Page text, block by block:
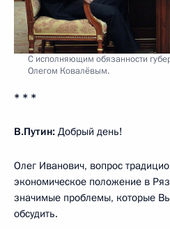
С исполняющим обязанности
Олегом Ковалёвым.
* * *
В.Путин: Добрый день!
Олег Иванович, вопрос
экономическое положение в
значимые проблемы, которые
обсудить.